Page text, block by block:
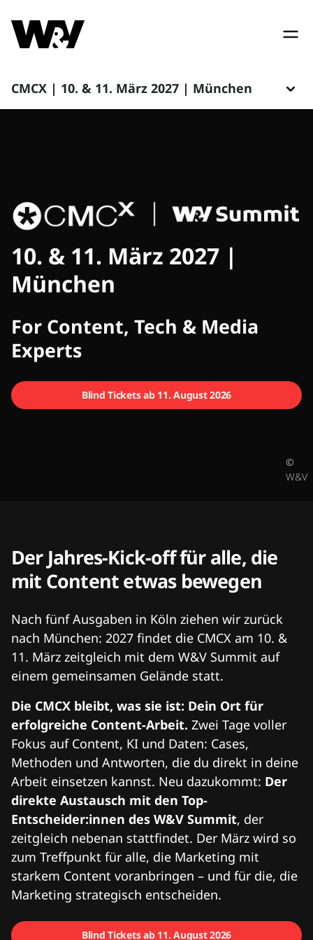
CMCX | 10. & 11. März 2027 | München
CMCX
10. & 11. März 2027 |
München
For Content, Tech & Media
Experts
Blind Tickets ab 11. August 2026
©
W&V
Der Jahres-Kick-off für alle, die
mit Content etwas bewegen
Nach fünf Ausgaben in Köln ziehen wir zurück
nach München: 2027 findet die CMCX am 10. &
11. März zeitgleich mit dem W&V Summit auf
einem gemeinsamen Gelände statt.
Die CMCX bleibt, was sie ist: Dein Ort für
erfolgreiche Content-Arbeit. Zwei Tage voller
Fokus auf Content, KI und Daten: Cases,
Methoden und Antworten, die du direkt in deine
Arbeit einsetzen kannst. Neu dazukommt: Der
direkte Austausch mit den Top-
Entscheider:innen des W&V Summit, der
zeitgleich nebenan stattfindet. Der März wird so
zum Treffpunkt für alle, die Marketing mit
starkem Content voranbringen – und für die, die
Marketing strategisch entscheiden.
Blind Tickets ab 11. August 2026